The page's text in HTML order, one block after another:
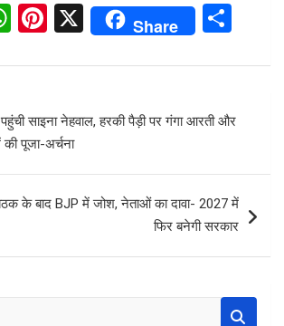
W
at
s
A
p
Pi
er
es
t
X Share
ar
पहुंची साइना नेहवाल, हरकी पैड़ी पर गंगा आरती और
की पूजा-अर्चना
के बाद BJP में जोश, नेताओं का दावा- 2027 में
फिर बनेगी सरकार